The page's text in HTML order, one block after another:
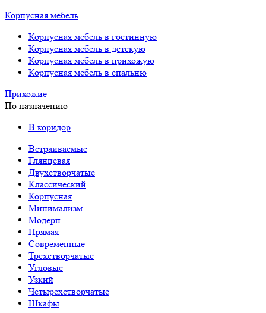
Корпусная мебель
Корпусная мебель в гостинную
Корпусная мебель в детскую
Корпусная мебель в прихожую
Корпусная мебель в спальню
Прихожие
По назначению
В коридор
Встраиваемые
Глянцевая
Двухстворчатые
Классический
Корпусная
Минимализм
Модерн
Прямая
Современные
Трехстворчатые
Угловые
Узкий
Четырехстворчатые
Шкафы